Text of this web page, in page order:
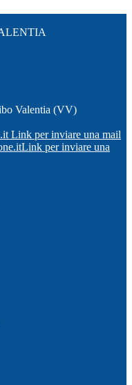
Valentia (VV)
Link per inviare una mail
Link per inviare una